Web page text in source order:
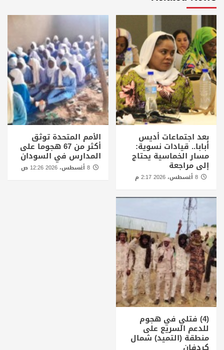
بعد اجتماعات أديس
أبابا.. قيادات نسوية:
مسار الخماسية يحتاج
إلى مراجعة
الأمم المتحدة توثق
أكثر من 67 هجوما على
المدارس في السودان
8 أغسطس، 2026 12:26 ص
(4) فتلي في هجوم
للدعم السريع على
منطقة (التميد) شمال